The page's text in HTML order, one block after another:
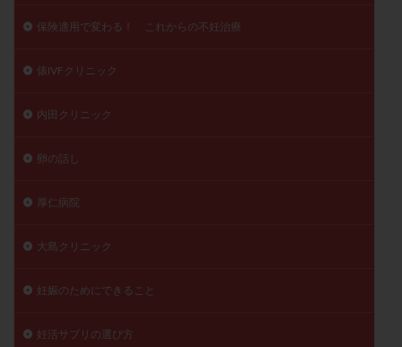
保険適用で変わる！ これからの不妊治療
俵IVFクリニック
内田クリニック
卵の話し
厚仁病院
大島クリニック
妊娠のためにできること
妊活サプリの選び方